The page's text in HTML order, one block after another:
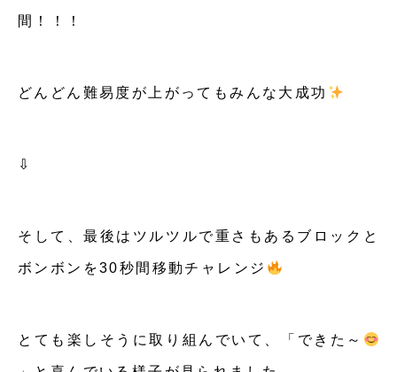
間！！！
どんどん難易度が上がってもみんな大成功
⇩
そして、最後はツルツルで重さもあるブロックと
ボンボンを30秒間移動チャレンジ
とても楽しそうに取り組んでいて、「できた～